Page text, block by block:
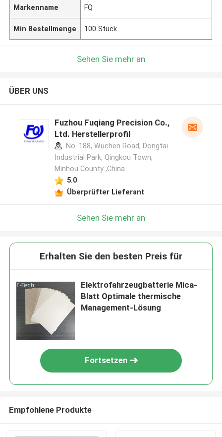
Markenname FQ
Min Bestellmenge 100 Stück
Sehen Sie mehr an
ÜBER UNS
Fuzhou Fuqiang Precision Co.,
Ltd. Herstellerprofil
No. 188, Wuchen Road, Dongtai
Industrial Park, Qingkou Town,
Minhou County ,China
5.0
Überprüfter Lieferant
Sehen Sie mehr an
Erhalten Sie den besten Preis für
Elektrofahrzeugbatterie Mica-
Blatt Optimale thermische
Management-Lösung
Fortsetzen
Empfohlene Produkte